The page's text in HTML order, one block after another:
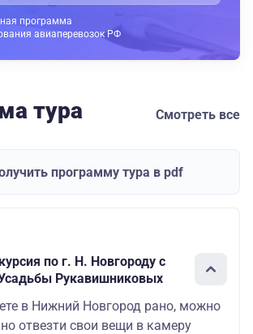
программа
авиаперевозок РФ
тура Смотреть все
программу тура в pdf
по г. Н. Новгороду с
Рукавишниковых
в Нижний Новгород рано, можно
отвезти свои вещи в камеру